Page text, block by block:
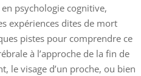
psychologie cognitive,
expériences dites de mort
pistes pour comprendre ce
à l’approche de la fin de
le visage d’un proche, ou bien